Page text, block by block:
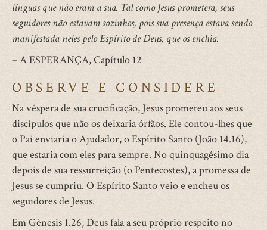
línguas que não eram a sua. Tal como Jesus prometera, seus
seguidores não estavam sozinhos, pois sua presença estava sendo
manifestada neles pelo Espírito de Deus, que os enchia.
– A ESPERANÇA, Capítulo 12
OBSERVE E CONSIDERE
Na véspera de sua crucificação, Jesus prometeu aos seus
discípulos que não os deixaria órfãos. Ele contou-lhes que
o Pai enviaria o Ajudador, o Espírito Santo (João 14.16),
que estaria com eles para sempre. No quinquagésimo dia
depois de sua ressurreição (o Pentecostes), a promessa de
Jesus se cumpriu. O Espírito Santo veio e encheu os
seguidores de Jesus.
Em Gênesis 1.26, Deus fala a seu próprio respeito no